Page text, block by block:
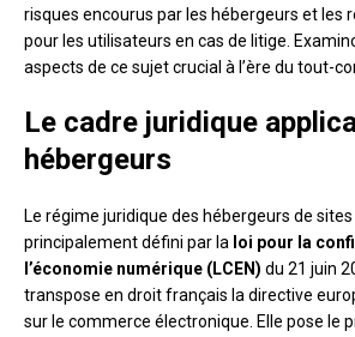
risques encourus par les hébergeurs et les
pour les utilisateurs en cas de litige.
aspects de ce sujet crucial à l’ère du tout-
Le cadre juridique
hébergeurs
Le régime juridique des hébergeurs de
principalement défini par la loi pour la
l’économie numérique (LCEN) du 21 juin
transpose en droit français la directive
sur le commerce électronique. Elle pose le